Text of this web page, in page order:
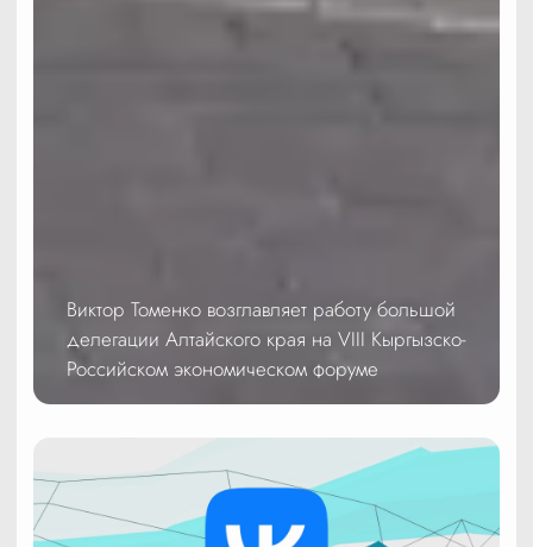
Виктор Томенко возглавляет работу большой
делегации Алтайского края на VIII Кыргызско-
Российском экономическом форуме